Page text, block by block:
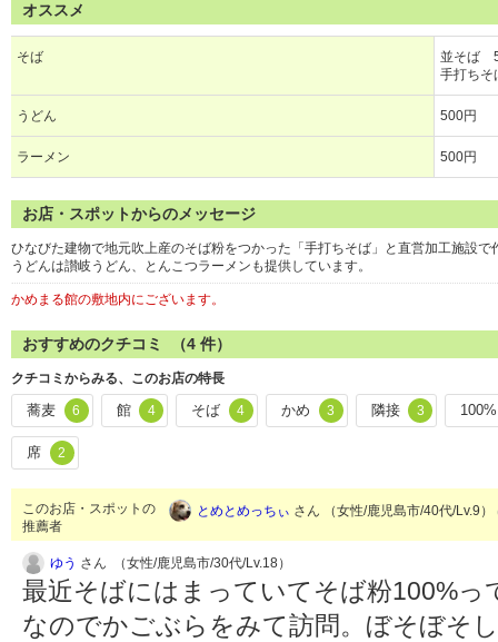
オススメ
そば
並そば
手打ち
うどん 500円
ラーメン 500円
お店・スポットからのメッセージ
ひなびた建物で地元吹上産のそば粉をつかった「手打ちそば」と直営加工施設
うどんは讃岐うどん、とんこつラーメンも提供しています。
かめまる館の敷地内にございます。
おすすめのクチコミ （4 件）
クチコミからみる、このお店の特長
蕎麦 6 館 4 そば 4 かめ 3 隣接 3 100%
席 2
このお店・スポットの
推薦者
とめとめっちぃ さん （女性/鹿児島市/40代/Lv.9）
ゆう さん （女性/鹿児島市/30代/Lv.18）
最近そばにはまっていてそば粉100%
なのでかごぶらをみて訪問。ぼそぼそ